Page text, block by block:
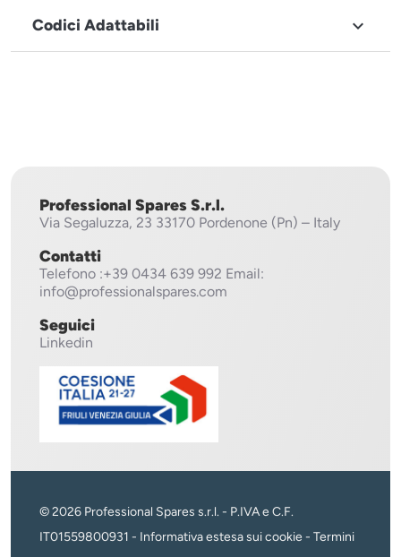
Codici Adattabili 
Professional Spares S.r.l.
Via Segaluzza, 23 33170 Pordenone (Pn) – Italy
Contatti
Telefono :+39 0434 639 992 Email:
info@professionalspares.com
Seguici
Linkedin
© 2026 Professional Spares s.r.l. - P.IVA e C.F.
IT01559800931 - Informativa estesa sui cookie - Termini